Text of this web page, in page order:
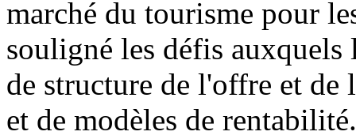
marché du tourisme pour
souligné les défis auxquels
de structure de l'offre et
et de modèles de rentabilité.